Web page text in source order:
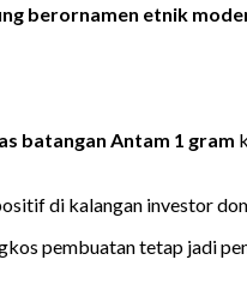
berornamen etnik
batangan Antam 1 gram
di kalangan investor
pembuatan tetap jadi